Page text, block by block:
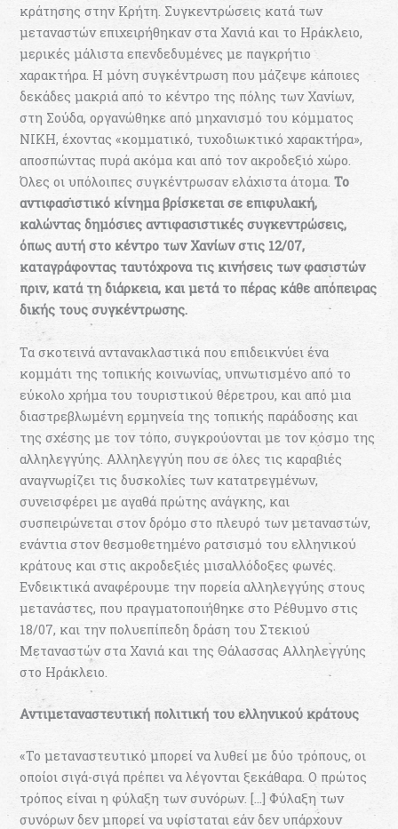
κράτησης στην Κρήτη. Συγκεντρώσεις κατά των
μεταναστών επιχειρήθηκαν στα Χανιά και το Ηράκλειο,
μερικές μάλιστα επενδεδυμένες με παγκρήτιο
χαρακτήρα. Η μόνη συγκέντρωση που μάζεψε κάποιες
δεκάδες μακριά από το κέντρο της πόλης των Χανίων,
στη Σούδα, οργανώθηκε από μηχανισμό του κόμματος
ΝΙΚΗ, έχοντας «κομματικό, τυχοδιωκτικό χαρακτήρα»,
αποσπώντας πυρά ακόμα και από τον ακροδεξιό χώρο.
Όλες οι υπόλοιπες συγκέντρωσαν ελάχιστα άτομα.Το
αντιφασιστικό κίνημα βρίσκεται σε επιφυλακή,
καλώντας δημόσιες αντιφασιστικές συγκεντρώσεις,
όπως αυτή στο κέντρο των Χανίων στις 12/07,
καταγράφοντας ταυτόχρονα τις κινήσεις των φασιστών
πριν, κατά τη διάρκεια, και μετά το πέρας κάθε απόπειρας
δικής τους συγκέντρωσης.
Τα σκοτεινά αντανακλαστικά που επιδεικνύει ένα
κομμάτι της τοπικής κοινωνίας, υπνωτισμένο από το
εύκολο χρήμα του τουριστικού θέρετρου, και από μια
διαστρεβλωμένη ερμηνεία της τοπικής παράδοσης και
της σχέσης με τον τόπο, συγκρούονται με τον κόσμο της
αλληλεγγύης. Αλληλεγγύη που σε όλες τις καραβιές
αναγνωρίζει τις δυσκολίες των κατατρεγμένων,
συνεισφέρει με αγαθά πρώτης ανάγκης, και
συσπειρώνεται στον δρόμο στο πλευρό των μεταναστών,
ενάντια στον θεσμοθετημένο ρατσισμό του ελληνικού
κράτους και στις ακροδεξιές μισαλλόδοξες φωνές.
Ενδεικτικά αναφέρουμε την πορεία αλληλεγγύης στους
μετανάστες, που πραγματοποιήθηκε στο Ρέθυμνο στις
18/07, και την πολυεπίπεδη δράση του Στεκιού
Μεταναστών στα Χανιά και της Θάλασσας Αλληλεγγύης
στο Ηράκλειο.
Αντιμεταναστευτική πολιτική του ελληνικού κράτους
«Το μεταναστευτικό μπορεί να λυθεί με δύο τρόπους, οι
οποίοι σιγά-σιγά πρέπει να λέγονται ξεκάθαρα. Ο πρώτος
τρόπος είναι η φύλαξη των συνόρων. […] Φύλαξη των
συνόρων δεν μπορεί να υφίσταται εάν δεν υπάρχουν